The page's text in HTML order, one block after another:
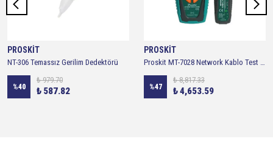
PROSKİT
NT-306 Temassız Gerilim Dedektörü
%40
₺ 979.70
₺ 587.82
PROSKİT
Proskit MT-7028 Network Kablo Test Cihazı Prob Kit
%47
₺ 8,817.33
₺ 4,653.59